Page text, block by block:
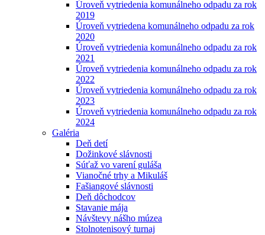
Úroveň vytriedenia komunálneho odpadu za rok
2019
Úroveň vytriedena komunálneho odpadu za rok
2020
Úroveň vytriedenia komunálneho odpadu za rok
2021
Úroveň vytriedenia komunálneho odpadu za rok
2022
Úroveň vytriedenia komunálneho odpadu za rok
2023
Úroveň vytriedenia komunálneho odpadu za rok
2024
Galéria
Deň detí
Dožinkové slávnosti
Súťaž vo varení guláša
Vianočné trhy a Mikuláš
Fašiangové slávnosti
Deň dôchodcov
Stavanie mája
Návštevy nášho múzea
Stolnotenisový turnaj